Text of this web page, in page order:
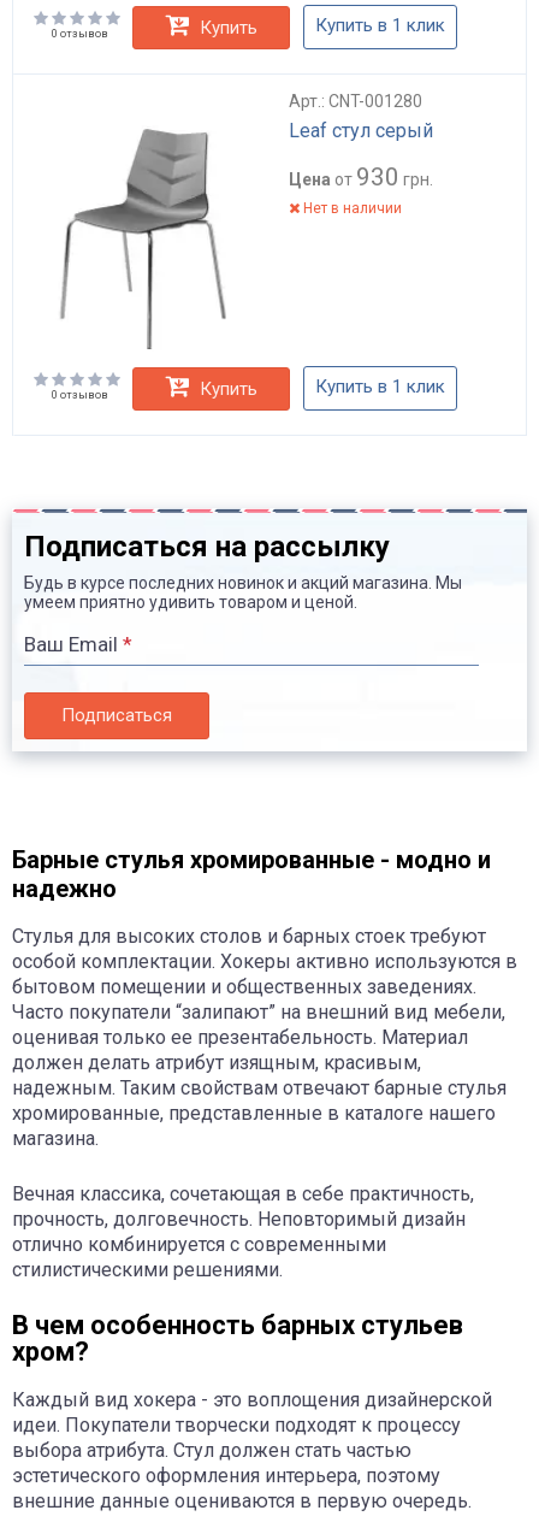
0 отзывов Купить Купить в 1 клик
Арт.: CNT-001280
Leaf стул серый
Цена от 930 грн.
Нет в наличии
0 отзывов Купить Купить в 1 клик
Подписаться на рассылку
Будь в курсе последних новинок и акций магазина. Мы
умеем приятно удивить товаром и ценой.
Ваш Email *
Подписаться
Барные стулья хромированные - модно и
надежно
Стулья для высоких столов и барных стоек требуют
особой комплектации. Хокеры активно используются в
бытовом помещении и общественных заведениях.
Часто покупатели “залипают” на внешний вид мебели,
оценивая только ее презентабельность. Материал
должен делать атрибут изящным, красивым,
надежным. Таким свойствам отвечают барные стулья
хромированные, представленные в каталоге нашего
магазина.
Вечная классика, сочетающая в себе практичность,
прочность, долговечность. Неповторимый дизайн
отлично комбинируется с современными
стилистическими решениями.
В чем особенность барных стульев
хром?
Каждый вид хокера - это воплощения дизайнерской
идеи. Покупатели творчески подходят к процессу
выбора атрибута. Стул должен стать частью
эстетического оформления интерьера, поэтому
внешние данные оцениваются в первую очередь.